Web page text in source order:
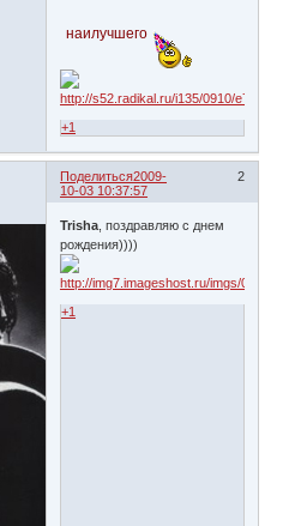
наилучшего
+1
Поделиться 2
2009-
10-03 10:37:57
Trisha , поздравляю с днем
рождения))))
+1